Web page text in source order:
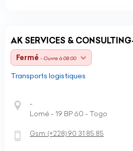
AK SERVICES &
Fermé - Ouvre à 08:00
Transports logistiques
-
Lomé - 19 BP 60 - Togo
Gsm:(+228)90 31 85 85